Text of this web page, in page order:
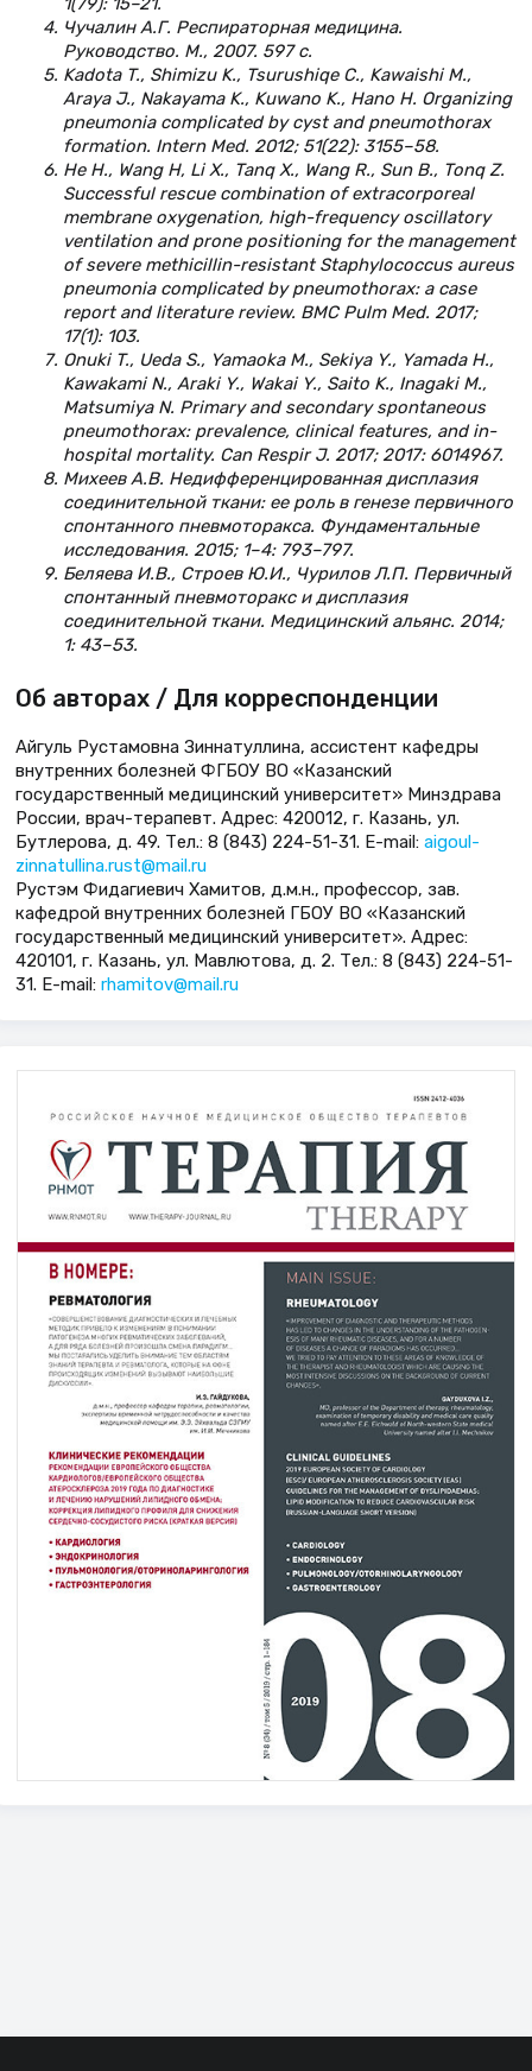
Чучалин А.Г. Респираторная медицина.
Руководство. М., 2007. 597 с.
Kadota T., Shimizu K., Tsurushiqe C., Kawaishi M.,
Araya J., Nakayama K., Kuwano K., Hano H. Organizing
pneumonia complicated by cyst and pneumothorax
formation. Intern Med. 2012; 51(22): 3155–58.
He H., Wang H, Li X., Tanq X., Wang R., Sun B., Tonq Z.
Successful rescue combination of extracorporeal
membrane oxygenation, high-frequency oscillatory
ventilation and prone positioning for the management
of severe methicillin-resistant Staphylococcus aureus
pneumonia complicated by pneumothorax: a case
report and literature review. BMC Pulm Med. 2017;
17(1): 103.
Onuki T., Ueda S., Yamaoka M., Sekiya Y., Yamada H.,
Kawakami N., Araki Y., Wakai Y., Saito K., Inagaki M.,
Matsumiya N. Primary and secondary spontaneous
pneumothorax: prevalence, clinical features, and in-
hospital mortality. Can Respir J. 2017; 2017: 6014967.
Михеев А.В. Недифференцированная дисплазия
соединительной ткани: ее роль в генезе первичного
спонтанного пневмоторакса. Фундаментальные
исследования. 2015; 1–4: 793–797.
Беляева И.В., Строев Ю.И., Чурилов Л.П. Первичный
спонтанный пневмоторакс и дисплазия
соединительной ткани. Медицинский альянс. 2014;
1: 43–53.
Об авторах / Для корреспонденции
Айгуль Рустамовна Зиннатуллина, ассистент кафедры
внутренних болезней ФГБОУ ВО «Казанский
государственный медицинский университет» Минздрава
России, врач-терапевт. Адрес: 420012, г. Казань, ул.
Бутлерова, д. 49. Тел.: 8 (843) 224-51-31. E-mail: aigoul-
zinnatullina.rust@mail.ru
Рустэм Фидагиевич Хамитов, д.м.н., профессор, зав.
кафедрой внутренних болезней ГБОУ ВО «Казанский
государственный медицинский университет». Адрес:
420101, г. Казань, ул. Мавлютова, д. 2. Тел.: 8 (843) 224-51-
31. E-mail: rhamitov@mail.ru